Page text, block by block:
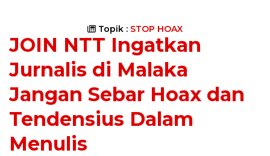
Topik : STOP HOAX
JOIN NTT Ingatkan
Jurnalis di Malaka
Jangan Sebar Hoax dan
Tendensius Dalam
Menulis